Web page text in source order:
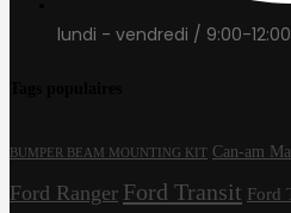
lundi - vendredi / 9:00-12:00
BUMPER BEAM MOUNTING KIT Can-am
Ford Ranger Ford Transit Ford